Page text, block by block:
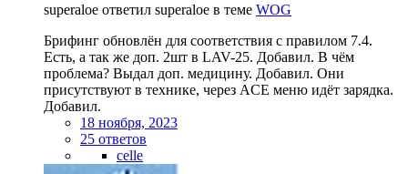
superaloe ответил superaloe в теме WOG
Брифинг обновлён для соответствия с правилом 7.4.
Есть, а так же доп. 2шт в LAV-25. Добавил. В чём
проблема? Выдал доп. медицину. Добавил. Они
присутствуют в технике, через ACE меню идёт зарядка.
Добавил.
18 ноября, 2023
25 ответов
celle